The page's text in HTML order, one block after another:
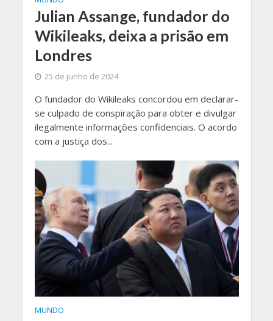
Julian Assange, fundador do
Wikileaks, deixa a prisão em
Londres
25 de junho de 2024
O fundador do Wikileaks concordou em declarar-
se culpado de conspiração para obter e divulgar
ilegalmente informações confidenciais. O acordo
com a justiça dos...
MUNDO